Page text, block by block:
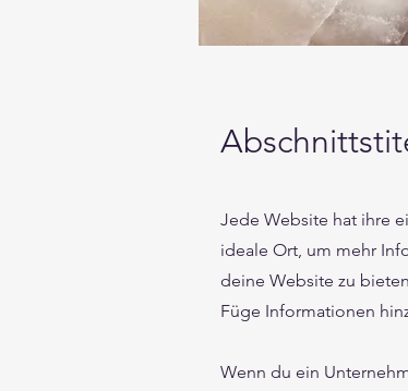
Jede Website hat ihre
ideale Ort, um mehr
deine Website zu
Füge Informationen
Wenn du ein